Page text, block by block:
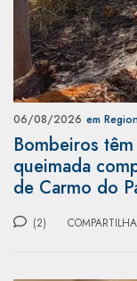
06/08/2026 em
Bombeiros
queimada
de Carmo do
(2)